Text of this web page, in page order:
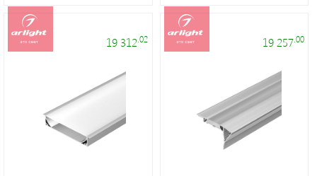
освещение
Электроустановочные
19 312 .02 19 257.00